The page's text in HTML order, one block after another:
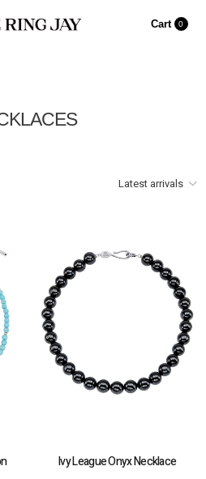
Cart 0
Ivy League Onyx Necklace